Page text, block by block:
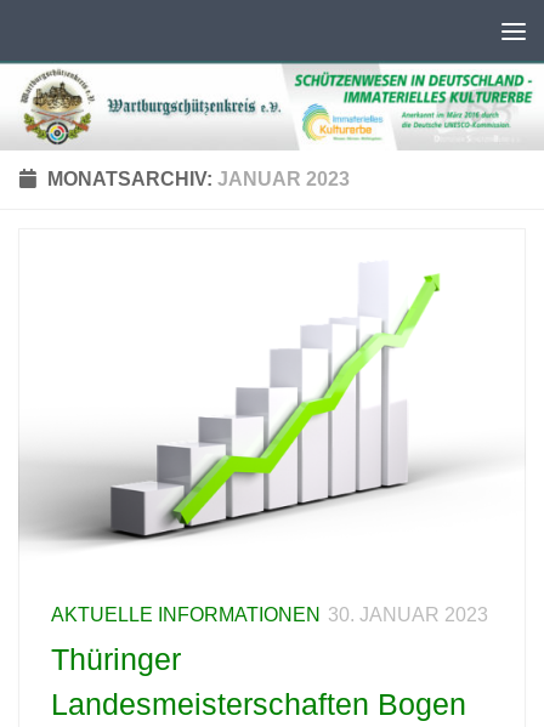
MONATSARCHIV: JANUAR 2023
AKTUELLE INFORMATIONEN 30. JANUAR 2023
Thüringer
Landesmeisterschaften Bogen